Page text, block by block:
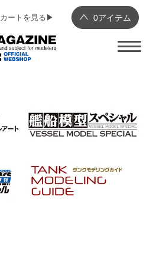
0アイテム
カートを見る▶︎